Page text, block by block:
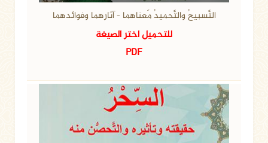
التَّسبيحُ والتَّحميدُ مَعناهما - آثارهما وفوائدهما
للتحميل اختر الصيغة
PDF